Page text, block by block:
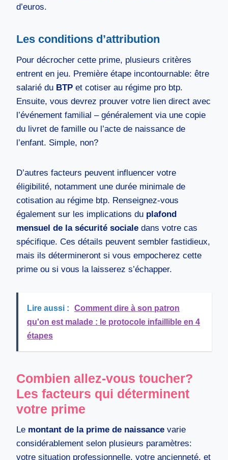
d’euros.
Les conditions d’attribution
Pour décrocher cette prime, plusieurs critères
entrent en jeu. Première étape incontournable: être
salarié du BTP et cotiser au régime pro btp.
Ensuite, vous devrez prouver votre lien direct avec
l’événement familial – généralement via une copie
du livret de famille ou l’acte de naissance de
l’enfant. Simple, non?
D’autres facteurs peuvent influencer votre
éligibilité, notamment une durée minimale de
cotisation au régime btp. Renseignez-vous
également sur les implications du plafond
mensuel de la sécurité sociale dans votre cas
spécifique. Ces détails peuvent sembler fastidieux,
mais ils détermineront si vous empocherez cette
prime ou si vous la laisserez s’échapper.
Lire aussi :
Comment dire à son patron
qu'on est malade : le protocole infaillible en 4
étapes
Combien allez-vous toucher?
Les facteurs qui déterminent
votre prime
Le montant de la prime de naissance varie
considérablement selon plusieurs paramètres:
votre situation professionnelle, votre ancienneté, et